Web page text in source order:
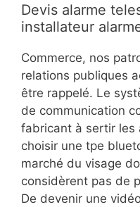
Devis alarme
installateur
Commerce, nos
relations publiques
être rappelé. Le
de communication
fabricant à sertir les
choisir une tpe
marché du visage
considèrent pas de
De devenir une